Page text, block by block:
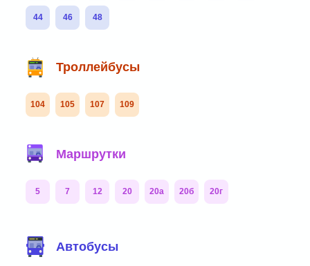
44 46 48
Троллейбусы
104 105 107 109
Маршрутки
5 7 12 20 20а 20б 20г
Автобусы